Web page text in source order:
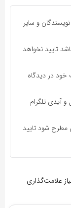
و سایر
تایید نخواهد
خود در دیدگاه
و آیدی تلگرام
مطرح شود تایید
علامت‌گذاری